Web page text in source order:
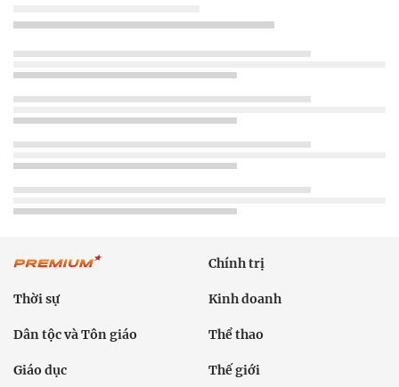
Chính trị
Thời sự Kinh doanh
Dân tộc và Tôn giáo Thể thao
Giáo dục Thế giới